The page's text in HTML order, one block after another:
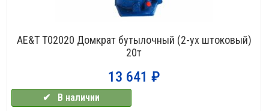
AE&T T02020 Домкрат бутылочный (2-ух штоковый)
20т
13 641 ₽
✔⠀В наличии